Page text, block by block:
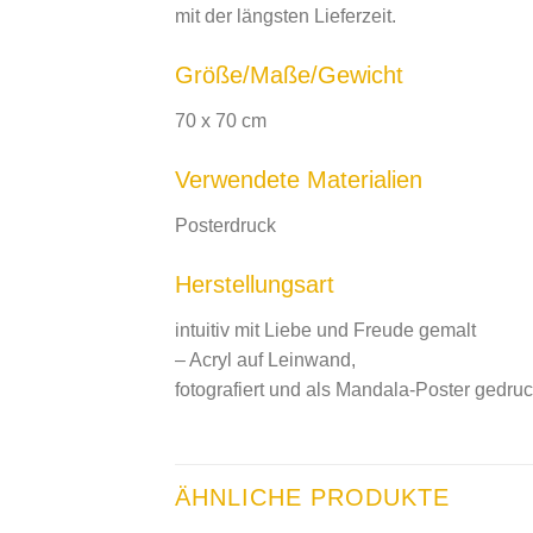
mit der längsten Lieferzeit.
Größe/Maße/Gewicht
70 x 70 cm
Verwendete Materialien
Posterdruck
Herstellungsart
intuitiv mit Liebe und Freude gemalt
– Acryl auf Leinwand,
fotografiert und als Mandala-Poster
ÄHNLICHE PRODUKTE